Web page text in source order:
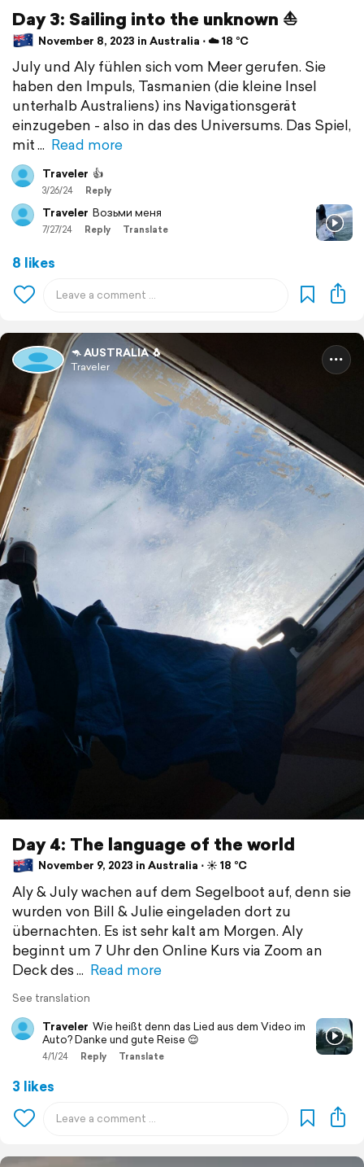
Day 3: Sailing into the unknown ⛵️
November 8, 2023 in Australia ⋅ ☁️ 18 °C
July und Aly fühlen sich vom Meer gerufen. Sie
haben den Impuls, Tasmanien (die kleine Insel
unterhalb Australiens) ins Navigationsgerät
einzugeben - also in das des Universums. Das Spiel,
mit
Read more
Traveler 👍
3/26/24 Reply
Traveler Возьми меня
7/27/24 Reply Translate
8 likes
🦘 AUSTRALIA 🐧
Traveler
Day 4: The language of the world
November 9, 2023 in Australia ⋅ ☀️ 18 °C
Aly & July wachen auf dem Segelboot auf, denn sie
wurden von Bill & Julie eingeladen dort zu
übernachten. Es ist sehr kalt am Morgen. Aly
beginnt um 7 Uhr den Online Kurs via Zoom an
Deck des
Read more
See translation
Traveler Wie heißt denn das Lied aus dem Video im
Auto? Danke und gute Reise 😌
4/1/24 Reply Translate
3 likes